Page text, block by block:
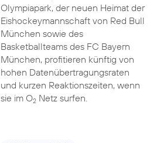
Olympiapark, der neuen Heimat der
Eishockeymannschaft von Red Bull
München sowie des
Basketballteams des FC Bayern
München, profitieren künftig von
hohen Datenübertragungsraten
und kurzen Reaktionszeiten, wenn
sie im O2Netz surfen.